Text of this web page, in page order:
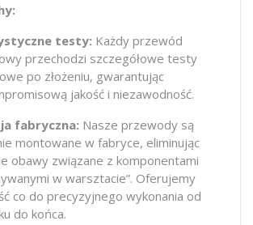
testy: Każdy przewód
przechodzi szczegółowe testy
po złożeniu, gwarantując
jakość i niezawodność.
fabryczna: Nasze przewody są
montowane w fabryce, eliminując
obawy związane z komponentami
w warsztacie”. Oferujemy
co do precyzyjnego wykonania od
do końca.